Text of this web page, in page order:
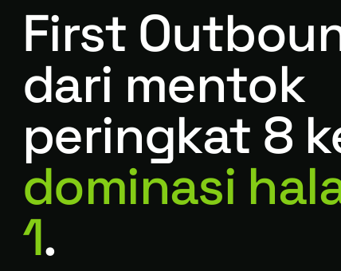
First
dari mentok
peringkat 8
dominasi
1.